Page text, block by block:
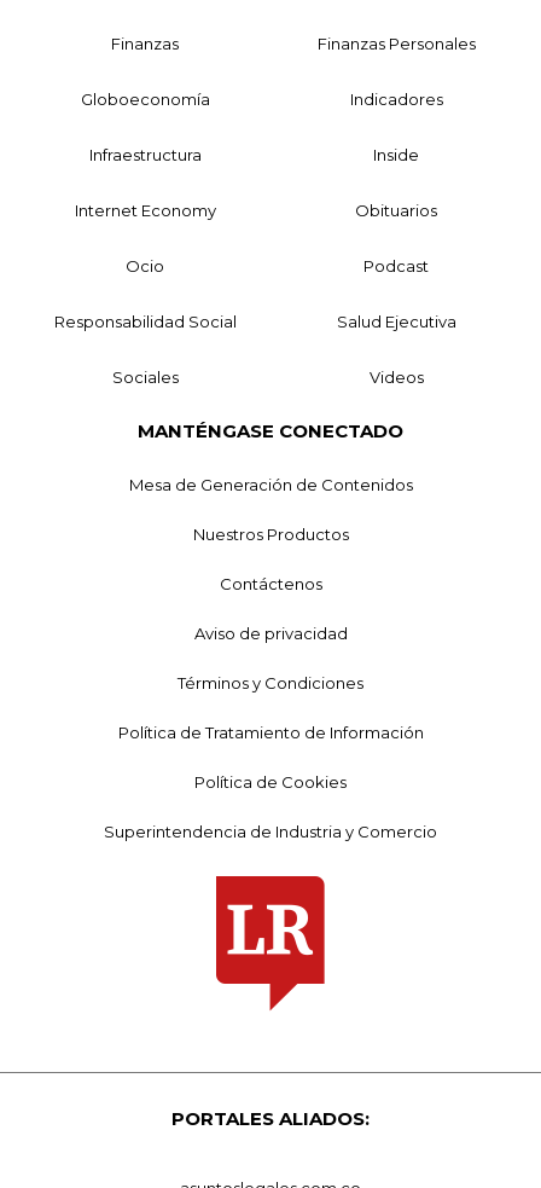
Finanzas Finanzas Personales
Globoeconomía Indicadores
Infraestructura Inside
Internet Economy Obituarios
Ocio Podcast
Responsabilidad Social Salud Ejecutiva
Sociales Videos
MANTÉNGASE CONECTADO
Mesa de Generación de Contenidos
Nuestros Productos
Contáctenos
Aviso de privacidad
Términos y Condiciones
Política de Tratamiento de Información
Política de Cookies
Superintendencia de Industria y Comercio
PORTALES ALIADOS: